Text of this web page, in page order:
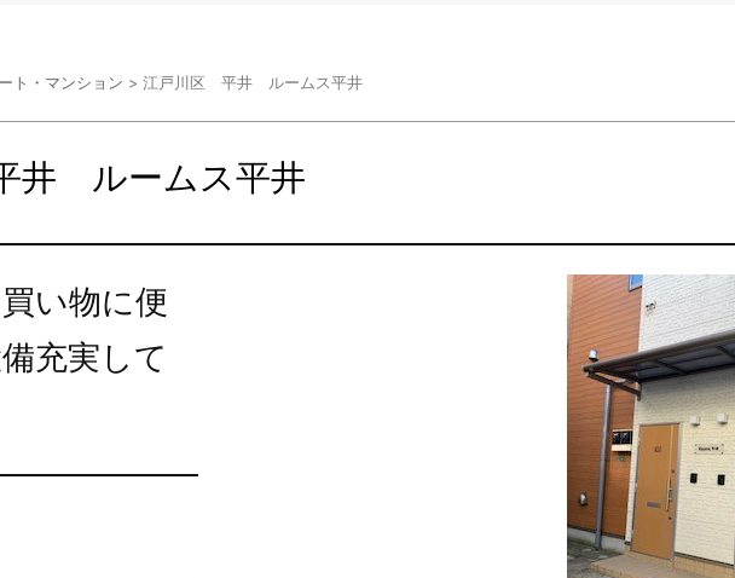
ト・マンション > 江戸川区 平井 ルームス平井
井 ルームス平井
い物に便
充実して